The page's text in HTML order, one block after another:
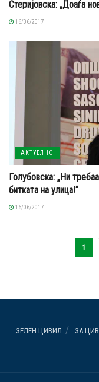
Стеријовска: „Доаѓа
16/06/2017
АКТУЕЛНО
Голубовска: „Ни
битката на улица!“
16/06/2017
1
ЗЕЛЕН ЦИВИЛ ЗА